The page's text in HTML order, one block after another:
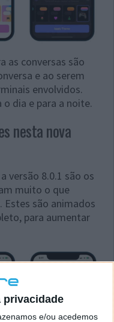
privacidade
e/ou acedemos
as conversas são
e ao serem
envolvidos.
dia e para a noite.
nesta nova
versão 8.0.1 são os
muito o que
são animados
para aumentar